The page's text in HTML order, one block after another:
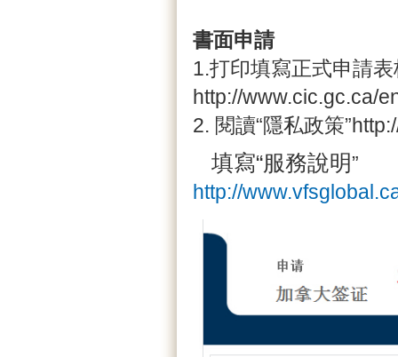
書面申請
1.打印填寫正式申請表
http://www.cic.gc.ca/
2. 閱讀“隱私政策
填寫“服務說明”
http://